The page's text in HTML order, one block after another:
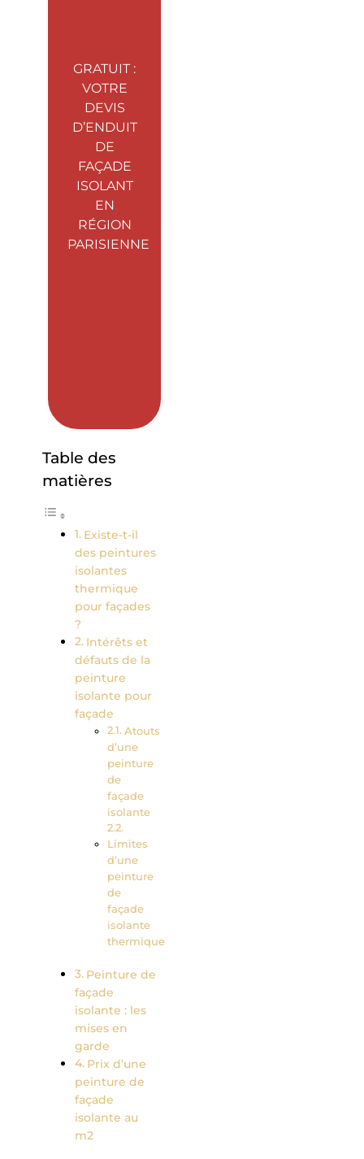
GRATUIT :
VOTRE
DEVIS
D’ENDUIT
DE
FAÇADE
ISOLANT
EN
RÉGION
PARISIENNE
Table des
matières
Existe-t-il
des peintures
isolantes
thermique
pour façade​s
?
Intérêts et
défauts de la
peinture
isolante pour
façade
Atouts
d’une
peinture
de
façade
isolante
Limites
d’une
peinture
de
façade
isolante
thermique
Peinture de
façade
isolante : les
mises en
garde
Prix d’une
peinture de
façade
isolante au
m2